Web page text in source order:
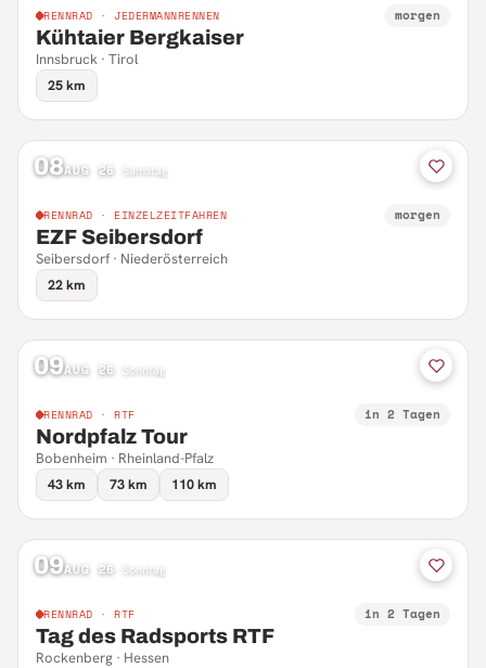
RENNRAD · JEDERMANNRENNEN morgen
Kühtaier Bergkaiser
Innsbruck · Tirol
25 km
08AUG 26 Samstag
RENNRAD · EINZELZEITFAHREN morgen
EZF Seibersdorf
Seibersdorf · Niederösterreich
22 km
09AUG 26 Sonntag
RENNRAD · RTF in 2 Tagen
Nordpfalz Tour
Bobenheim · Rheinland-Pfalz
43 km
73 km 110 km
09AUG 26 Sonntag
RENNRAD · RTF in 2 Tagen
Tag des Radsports RTF
Rockenberg · Hessen